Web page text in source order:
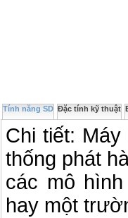
Tính năng SD Đặc tính kỹ thuật
Chi tiết:
thống phát
các mô
hay một